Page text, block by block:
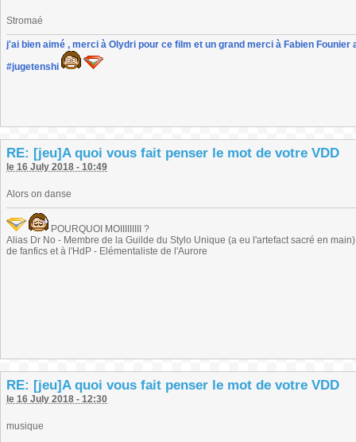
Stromaé
j'ai bien aimé , merci à Olydri pour ce film et un grand merci à Fabien
#jugetenshi
RE: [jeu]A quoi vous fait penser le mot de votre VDD
le 16 July 2018 - 10:49
Alors on danse
POURQUOI MOIIIIIIIII ?
Alias Dr No - Membre de la Guilde du Stylo Unique (a eu l'artefact sacré en
de fanfics et à l'HdP - Elémentaliste de l'Aurore
RE: [jeu]A quoi vous fait penser le mot de votre VDD
le 16 July 2018 - 12:30
musique